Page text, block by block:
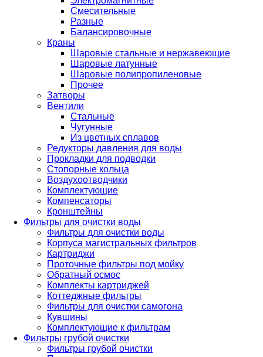
Смесительные
Разные
Балансировочные
Краны
Шаровые стальные и нержавеющие
Шаровые латунные
Шаровые полипропиленовые
Прочее
Затворы
Вентили
Стальные
Чугунные
Из цветных сплавов
Редукторы давления для воды
Прокладки для подводки
Стопорные кольца
Воздухоотводчики
Комплектующие
Компенсаторы
Кронштейны
Фильтры для очистки воды
Фильтры для очистки воды
Корпуса магистральных фильтров
Картриджи
Проточные фильтры под мойку
Обратный осмос
Комплекты картриджей
Коттеджные фильтры
Фильтры для очистки самогона
Кувшины
Комплектующие к фильтрам
Фильтры грубой очистки
Фильтры грубой очистки